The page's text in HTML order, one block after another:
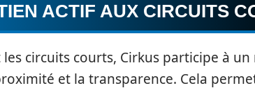
ACTIF AUX CIRCUITS
circuits courts, Cirkus participe à
et la transparence. Cela